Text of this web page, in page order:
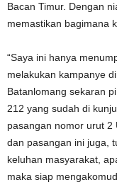
Bacan Timur. Dengan
memastikan bagimana
“Saya ini hanya
melakukan kampanye
Batanlomang sekaran
212 yang sudah di
pasangan nomor urut 2
dan pasangan ini juga,
keluhan masyarakat,
maka siap